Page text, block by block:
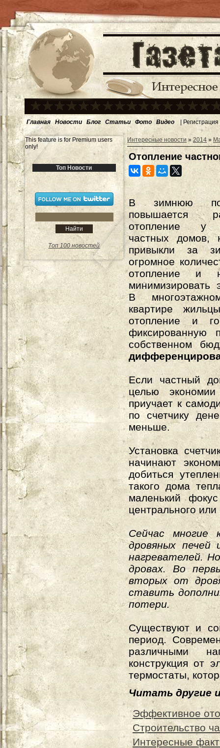
Главная Новости Блог Статьи Фото Видео | Регистрация
This feature is for Premium users
only!
Топ Новости
Топ 100 новостей
Интересные новости » 2014 »
Отопление
В зимнюю
повышается
отопление у
частных домов,
привыкли за
огромное
отопление и
минимизировать
В
квартире
отопление и
фиксированную
собственном
Если частный
целью
приучает к
по счетчику
меньше.
Установка
начинают
добиться
такого дома
маленький
центрального
Сейчас многие
дровяных печей
нагревателей.
дровах. Во
вторых от
ставить
потери.
Существуют и
период.
различными
конструкция от
термостаты,
Читать другие
Эффективное
Строительство
Интересные